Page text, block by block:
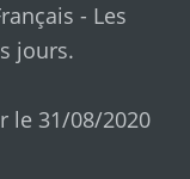
- Les
jours.
le 31/08/2020